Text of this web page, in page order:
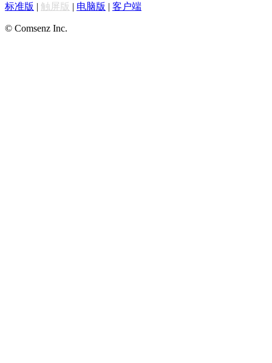
标准版 | 触屏版 | 电脑版 | 客户端
© Comsenz Inc.